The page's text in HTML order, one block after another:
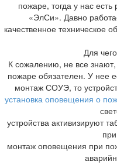
пожаре, тогда у нас
«ЭлСи». Давно
качественное техническое
Для
К сожалению, не все
пожаре обязателен. У нее
монтаж СОУЭ, то
установка оповещения о
устройства активизируют
монтаж оповещения при